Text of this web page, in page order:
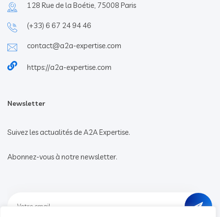
128 Rue de la Boétie, 75008 Paris
(+33) 6 67 24 94 46
contact@a2a-expertise.com
https://a2a-expertise.com
Newsletter
Suivez les actualités de A2A Expertise.
Abonnez-vous à notre newsletter.